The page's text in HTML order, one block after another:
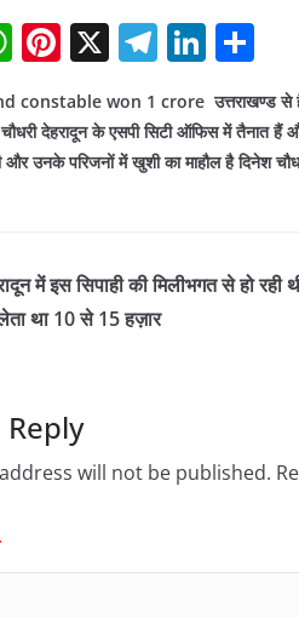
W
h
at
s
p
Pi
nt
er
e
X T
e
gr
Li
k
e
ar
e
won 1 crore उत्तराखण्ड से है
चौधरी देहरादून के एसपी सिटी ऑफिस में तैनात
और उनके परिजनों में खुशी का माहौल है दिनेश
में इस सिपाही की मिलीभगत से हो रही
था 10 से 15 हज़ार
Reply
will not be published.